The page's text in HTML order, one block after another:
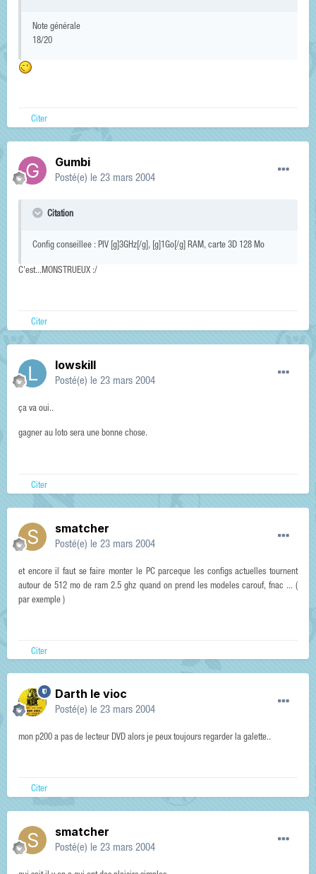
Note générale
18/20
Citer
Gumbi
Posté(e) le 23 mars 2004
Citation
Config conseillee : PIV [g]3GHz[/g], [g]1Go[/g] RAM, carte 3D 128 Mo
C'est...MONSTRUEUX :/
Citer
lowskill
Posté(e) le 23 mars 2004
ça va oui..
gagner au loto sera une bonne chose.
Citer
smatcher
Posté(e) le 23 mars 2004
et encore il faut se faire monter le PC parceque les configs actuelles tournent
autour de 512 mo de ram 2.5 ghz quand on prend les modeles carouf, fnac ... (
par exemple )
Citer
Darth le vioc
Posté(e) le 23 mars 2004
mon p200 a pas de lecteur DVD alors je peux toujours regarder la galette..
Citer
smatcher
Posté(e) le 23 mars 2004